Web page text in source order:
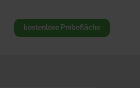
kostenlose Probefläche